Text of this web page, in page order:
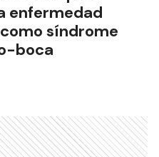
enfermedad
síndrome
boca